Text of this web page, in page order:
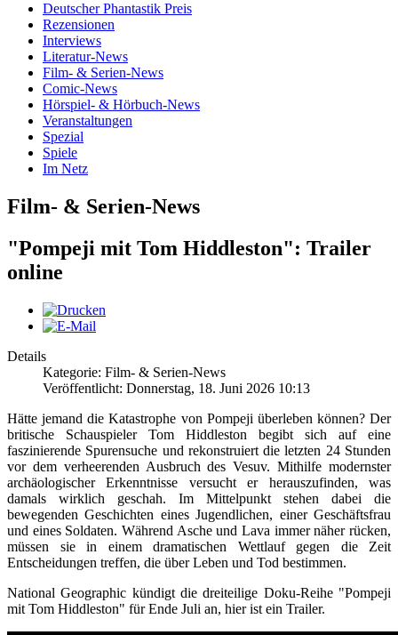
Deutscher Phantastik Preis
Rezensionen
Interviews
Literatur-News
Film- & Serien-News
Comic-News
Hörspiel- & Hörbuch-News
Veranstaltungen
Spezial
Spiele
Im Netz
Film- & Serien-News
"Pompeji mit Tom Hiddleston": Trailer
online
Details
Kategorie: Film- & Serien-News
Veröffentlicht: Donnerstag, 18. Juni 2026 10:13
Hätte jemand die Katastrophe von Pompeji überleben können? Der
britische Schauspieler Tom Hiddleston begibt sich auf eine
faszinierende Spurensuche und rekonstruiert die letzten 24 Stunden
vor dem verheerenden Ausbruch des Vesuv. Mithilfe modernster
archäologischer Erkenntnisse versucht er herauszufinden, was
damals wirklich geschah. Im Mittelpunkt stehen dabei die
bewegenden Geschichten eines Jugendlichen, einer Geschäftsfrau
und eines Soldaten. Während Asche und Lava immer näher rücken,
müssen sie in einem dramatischen Wettlauf gegen die Zeit
Entscheidungen treffen, die über Leben und Tod bestimmen.
National Geographic kündigt die dreiteilige Doku-Reihe "Pompeji
mit Tom Hiddleston" für Ende Juli an, hier ist ein Trailer.